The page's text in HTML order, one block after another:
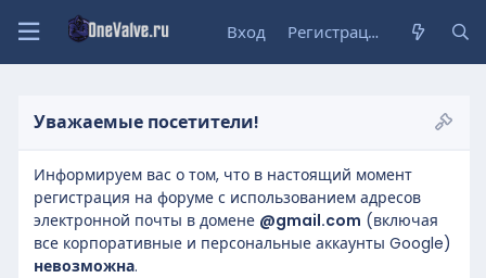
Вход Регистрация
Уважаемые посетители!
Информируем вас о том, что в настоящий момент
регистрация на форуме с использованием адресов
электронной почты в домене @gmail.com (включая
все корпоративные и персональные аккаунты Google)
невозможна.